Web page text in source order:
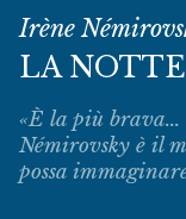
Irène
LA
«È la più
Némirovsky è il
possa